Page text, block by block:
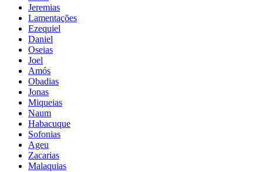
Jeremias
Lamentações
Ezequiel
Daniel
Oseias
Joel
Amós
Obadias
Jonas
Miqueias
Naum
Habacuque
Sofonias
Ageu
Zacarias
Malaquias